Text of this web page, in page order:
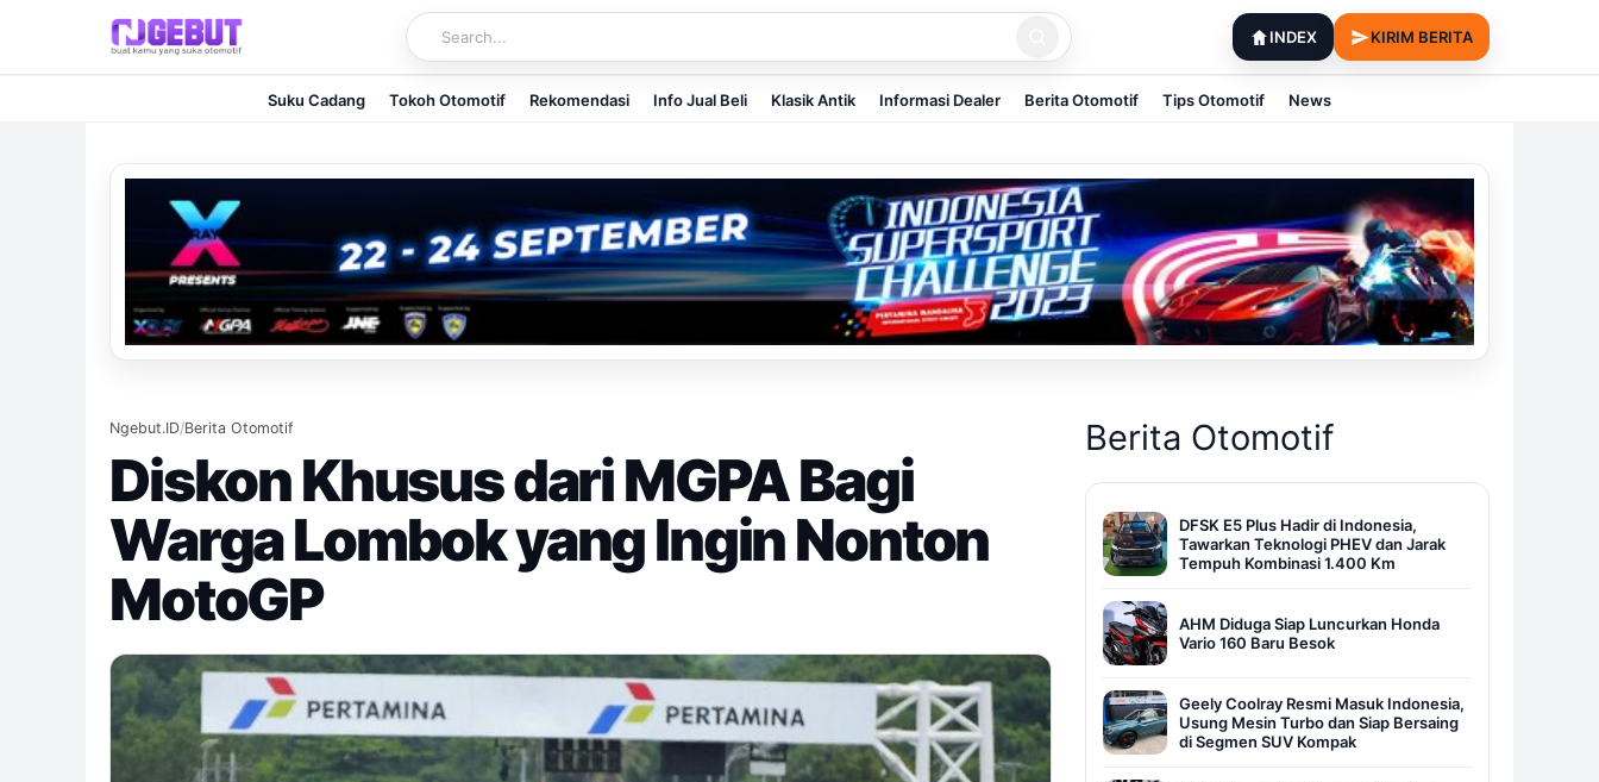
INDEX KIRIM BERITA
Suku Cadang Tokoh Otomotif Rekomendasi Info Jual Beli Klasik Antik Informasi Dealer Berita Otomotif Tips Otomotif News
Ngebut.ID/Berita Otomotif
Diskon Khusus dari MGPA Bagi
Warga Lombok yang Ingin Nonton
MotoGP
Berita Otomotif
DFSK E5 Plus Hadir di Indonesia,
Tawarkan Teknologi PHEV dan Jarak
Tempuh Kombinasi 1.400 Km
AHM Diduga Siap Luncurkan Honda
Vario 160 Baru Besok
Geely Coolray Resmi Masuk Indonesia,
Usung Mesin Turbo dan Siap Bersaing
di Segmen SUV Kompak